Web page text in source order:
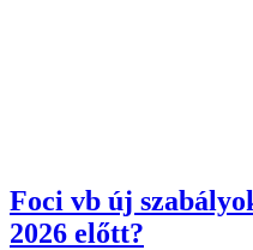
Foci vb új
2026 előtt?